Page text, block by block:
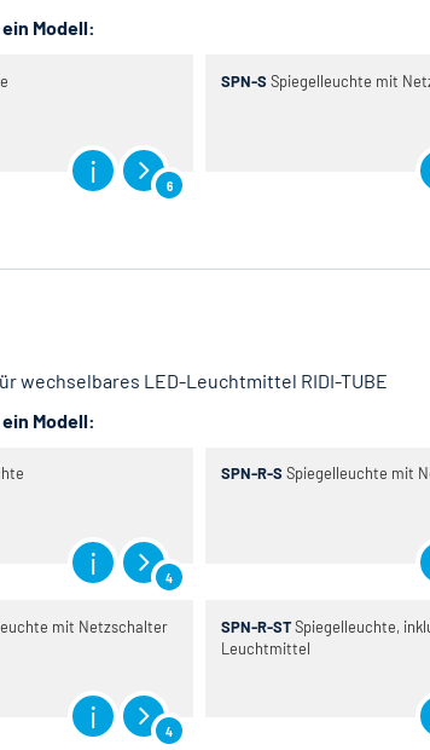
Modell:
6
SPN-S Spiegelleuchte mit
wechselbares LED-Leuchtmittel RIDI-TUBE
Modell:
4
SPN-R-S Spiegelleuchte mit
mit Netzschalter
4
SPN-R-STSpiegelleuchte,
Leuchtmittel